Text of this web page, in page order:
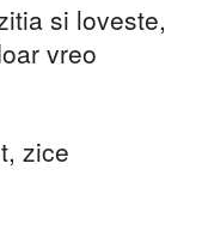
si loveste,
vreo
zice